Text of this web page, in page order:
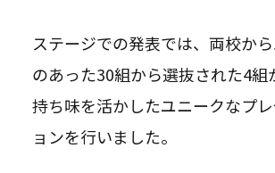
ステージでの発表では、両校か
のあった30組から選抜された4組
持ち味を活かしたユニークなプ
ョンを行いました。